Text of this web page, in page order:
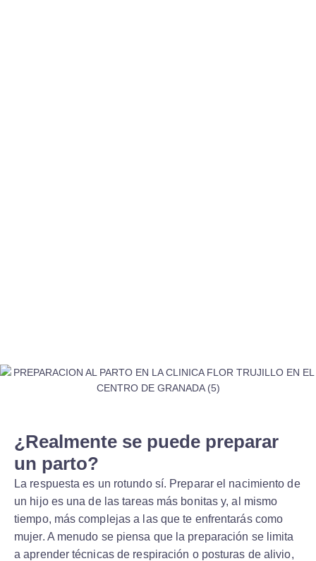
¿Realmente se puede preparar
un parto?
La respuesta es un rotundo sí. Preparar el nacimiento de
un hijo es una de las tareas más bonitas y, al mismo
tiempo, más complejas a las que te enfrentarás como
mujer. A menudo se piensa que la preparación se limita
a aprender técnicas de respiración o posturas de alivio,